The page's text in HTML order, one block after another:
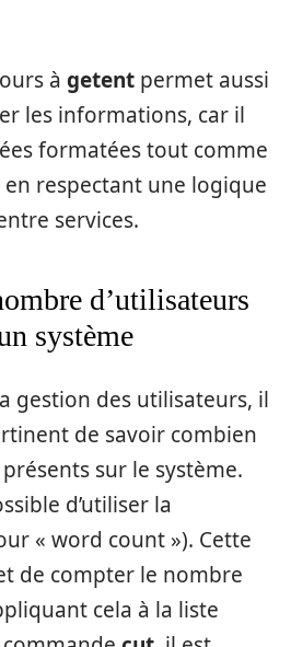
à getent permet aussi
les informations, car il
formatées tout comme
en respectant une logique
services.
d’utilisateurs
système
gestion des utilisateurs, il
de savoir combien
sur le système.
d’utiliser la
« word count »). Cette
de compter le nombre
cela à la liste